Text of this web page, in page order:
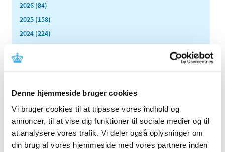
Denne hjemmeside bruger cookies
Vi bruger cookies til at tilpasse vores indhold og
annoncer, til at vise dig funktioner til sociale medier og til
at analysere vores trafik. Vi deler også oplysninger om
din brug af vores hjemmeside med vores partnere inden
2026 (84)
2025 (158)
2024 (224)
2023 (195)
2022 (197)
2021 (516)
2020 (263)
2018 (150)
2017 (167)
2016 (167)